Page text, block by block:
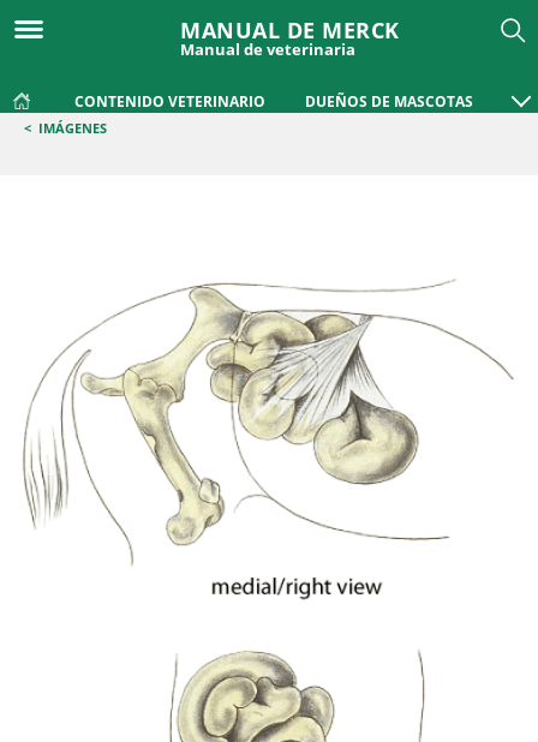
MANUAL DE MERCK
Manual de veterinaria
CONTENIDO VETERINARIO DUEÑOS DE MASCOTAS
< IMÁGENES